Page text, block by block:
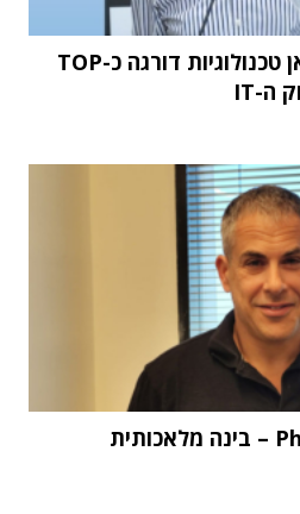
מחקר STKI השנתי: וואן טכנולוגיות דורגה כ-TOP
"העתיד הוא Physical AI – בינה מלאכותית